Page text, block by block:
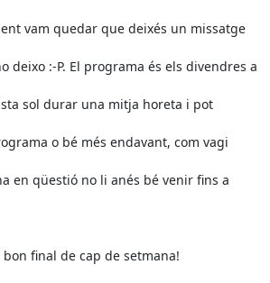
vam quedar que deixés un missatge
deixo :-P. El programa és els divendres a
sol durar una mitja horeta i pot
o bé més endavant, com vagi
en qüestió no li anés bé venir fins a
final de cap de setmana!